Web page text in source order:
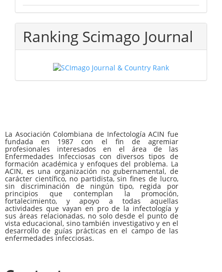
Ranking Scimago Journal
La Asociación Colombiana de Infectología ACIN fue
fundada en 1987 con el fin de agremiar
profesionales interesados en el área de las
Enfermedades Infecciosas con diversos tipos de
formación académica y enfoques del problema. La
ACIN, es una organización no gubernamental, de
carácter científico, no partidista, sin fines de lucro,
sin discriminación de ningún tipo, regida por
principios que contemplan la promoción,
fortalecimiento, y apoyo a todas aquellas
actividades que vayan en pro de la infectología y
sus áreas relacionadas, no solo desde el punto de
vista educacional, sino también investigativo y en el
desarrollo de guías prácticas en el campo de las
enfermedades infecciosas.